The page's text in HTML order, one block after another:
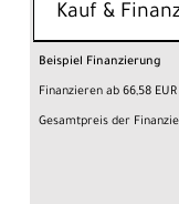
Kauf &
Beispiel Finanzierung
Finanzieren ab 66,58
Gesamtpreis der